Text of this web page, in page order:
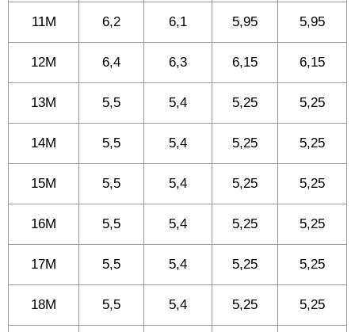
11M 6,2 6,1 5,95 5,95
12M 6,4 6,3 6,15 6,15
13M 5,5 5,4 5,25 5,25
14M 5,5 5,4 5,25 5,25
15M 5,5 5,4 5,25 5,25
16M 5,5 5,4 5,25 5,25
17M 5,5 5,4 5,25 5,25
18M 5,5 5,4 5,25 5,25